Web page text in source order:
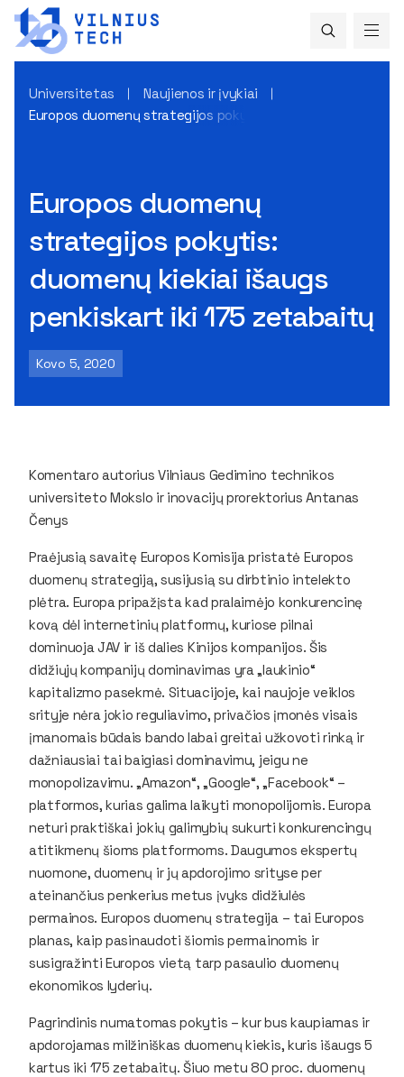
Universitetas
Naujienos ir įvykiai
Europos duomenų strategijos pokytis: duomenų kiekiai
Europos duomenų
strategijos pokytis:
duomenų kiekiai išaugs
penkiskart iki 175 zetabaitų
Kovo 5, 2020
Komentaro autorius Vilniaus Gedimino technikos
universiteto Mokslo ir inovacijų prorektorius Antanas
Čenys
Praėjusią savaitę Europos Komisija pristatė Europos
duomenų strategiją, susijusią su dirbtinio intelekto
plėtra. Europa pripažįsta kad pralaimėjo konkurencinę
kovą dėl internetinių platformų, kuriose pilnai
dominuoja JAV ir iš dalies Kinijos kompanijos. Šis
didžiųjų kompanijų dominavimas yra „laukinio“
kapitalizmo pasekmė. Situacijoje, kai naujoje veiklos
srityje nėra jokio reguliavimo, privačios įmonės visais
įmanomais būdais bando labai greitai užkovoti rinką ir
dažniausiai tai baigiasi dominavimu, jeigu ne
monopolizavimu. „Amazon“, „Google“, „Facebook“ –
platformos, kurias galima laikyti monopolijomis. Europa
neturi praktiškai jokių galimybių sukurti konkurencingų
atitikmenų šioms platformoms. Daugumos ekspertų
nuomone, duomenų ir jų apdorojimo srityse per
ateinančius penkerius metus įvyks didžiulės
permainos. Europos duomenų strategija – tai Europos
planas, kaip pasinaudoti šiomis permainomis ir
susigražinti Europos vietą tarp pasaulio duomenų
ekonomikos lyderių.
Pagrindinis numatomas pokytis – kur bus kaupiamas ir
apdorojamas milžiniškas duomenų kiekis, kuris išaugs 5
kartus iki 175 zetabaitų. Šiuo metu 80 proc. duomenų